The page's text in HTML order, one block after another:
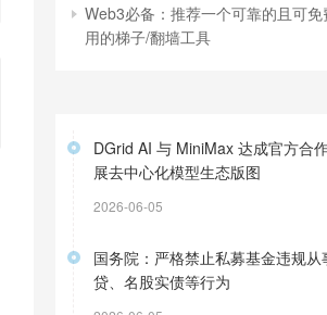
Web3必备：推荐一个可靠的且可免
用的梯子/翻墙工具
DGrid AI 与 MiniMax 达成官方合
展去中心化模型生态版图
2026-06-05
国务院：严格禁止私募基金违规从
贷、名股实债等行为